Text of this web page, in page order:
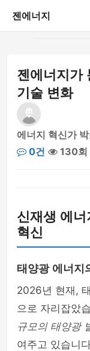
젠에너지
게시판
젠에너지가
기술 변화
에너지 혁신가
0건
130회
신재생 에
혁신
태양광 에너지
2026년 현재,
으로 자리잡았
규모의 태양광
여주고 있습니